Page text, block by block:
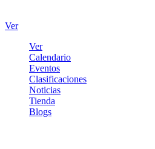
Ver
Ver
Calendario
Eventos
Clasificaciones
Noticias
Tienda
Blogs